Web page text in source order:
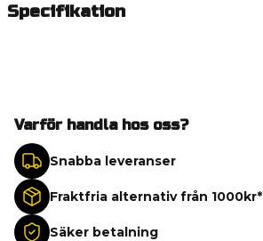
Specifikation
Varför handla hos oss?
Snabba leveranser
Fraktfria alternativ från 1000kr*
Säker betalning